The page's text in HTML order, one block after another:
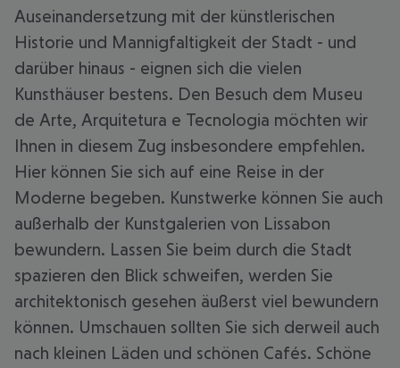
Auseinandersetzung mit der künstlerischen
Historie und Mannigfaltigkeit der Stadt - und
darüber hinaus - eignen sich die vielen
Kunsthäuser bestens. Den Besuch dem Museu
de Arte, Arquitetura e Tecnologia möchten wir
Ihnen in diesem Zug insbesondere empfehlen.
Hier können Sie sich auf eine Reise in der
Moderne begeben. Kunstwerke können Sie auch
außerhalb der Kunstgalerien von Lissabon
bewundern. Lassen Sie beim durch die Stadt
spazieren den Blick schweifen, werden Sie
architektonisch gesehen äußerst viel bewundern
können. Umschauen sollten Sie sich derweil auch
nach kleinen Läden und schönen Cafés. Schöne